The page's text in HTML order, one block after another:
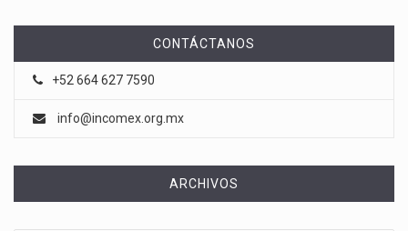
CONTÁCTANOS
+52 664 627 7590
info@incomex.org.mx
ARCHIVOS